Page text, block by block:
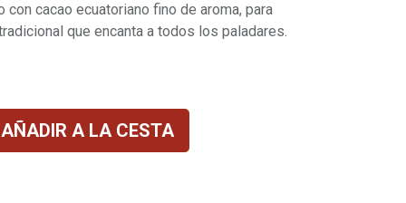
cacao ecuatoriano fino de aroma, para
que encanta a todos los paladares.
AÑADIR A LA CESTA